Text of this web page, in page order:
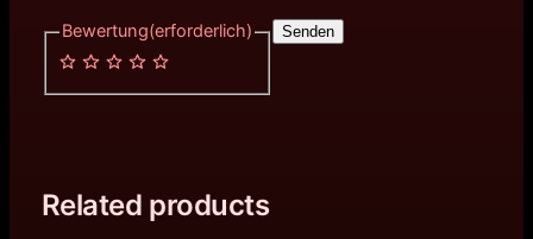
Bewertung(erforderlich) Senden
Related products